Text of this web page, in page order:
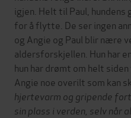
igjen. Helt til Paul,
for å flytte. De ser ingen
og Angie og Paul blir nære
aldersforskjellen. Hun har
hun har drømt om helt
Angie noe overilt som kan
hjertevarm og gripende
sin plass i verden, selv når